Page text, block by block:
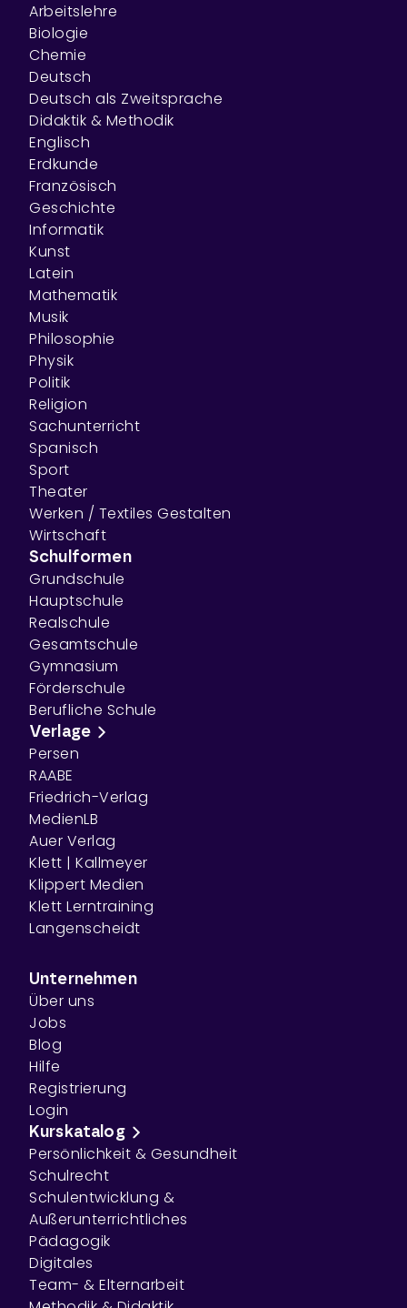
Arbeitslehre
Biologie
Chemie
Deutsch
Deutsch als Zweitsprache
Didaktik & Methodik
Englisch
Erdkunde
Französisch
Geschichte
Informatik
Kunst
Latein
Mathematik
Musik
Philosophie
Physik
Politik
Religion
Sachunterricht
Spanisch
Sport
Theater
Werken / Textiles Gestalten
Wirtschaft
Schulformen
Grundschule
Hauptschule
Realschule
Gesamtschule
Gymnasium
Förderschule
Berufliche Schule
Verlage
Persen
RAABE
Friedrich-Verlag
MedienLB
Auer Verlag
Klett | Kallmeyer
Klippert Medien
Klett Lerntraining
Langenscheidt
Unternehmen
Über uns
Jobs
Blog
Hilfe
Registrierung
Login
Kurskatalog
Persönlichkeit & Gesundheit
Schulrecht
Schulentwicklung &
Außerunterrichtliches
Pädagogik
Digitales
Team- & Elternarbeit